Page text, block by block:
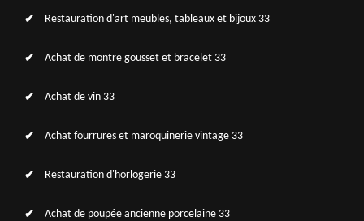
Restauration d'art meubles, tableaux et bijoux 33
Achat de montre gousset et bracelet 33
Achat de vin 33
Achat fourrures et maroquinerie vintage 33
Restauration d'horlogerie 33
Achat de poupée ancienne porcelaine 33